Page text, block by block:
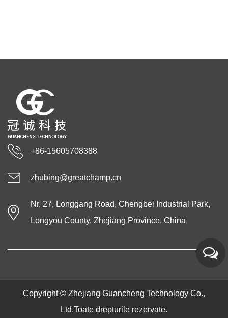
+86-15605708388
zhubing@greatchamp.cn
Nr. 27, Longgang Road, Chengbei Industrial Park,
Longyou County, Zhejiang Province, China
Copyright © Zhejiang Guancheng Technology Co.,
Ltd.Toate drepturile rezervate.